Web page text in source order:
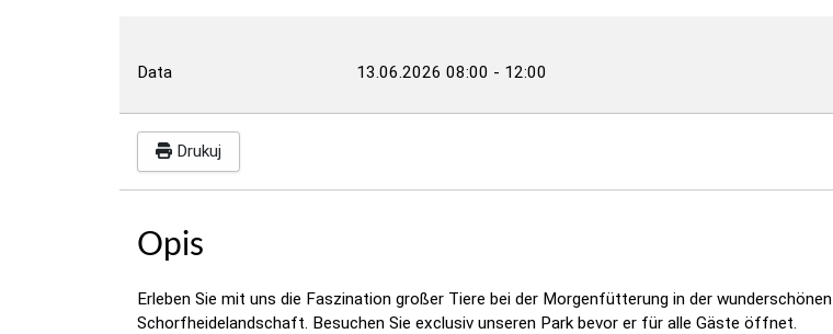
Data 13.06.2026 08:00 - 12:00
Drukuj
Opis
Erleben Sie mit uns die Faszination großer Tiere bei der Morgenfütterung in der wunderschönen
Schorfheidelandschaft. Besuchen Sie exclusiv unseren Park bevor er für alle Gäste öffnet.